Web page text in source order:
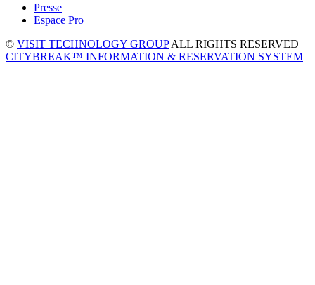
Presse
Espace Pro
© VISIT TECHNOLOGY GROUPALL RIGHTS RESERVED
CITYBREAK™ INFORMATION & RESERVATION SYSTEM